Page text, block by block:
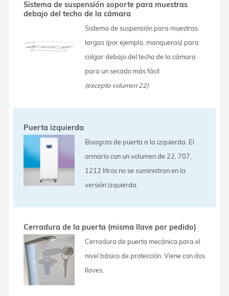
Sistema de suspensión soporte para muestras
debajo del techo de la cámara
Sistema de suspensión para muestras
largas (por ejemplo, manqueras) para
colgar debajo del techo de la cámara
para un secado más fácil
(excepto volumen 22)
Puerta izquierda
Bisagras de puerta a la izquierda. El
armario con un volumen de 22, 707,
1212 litros no se suministran en la
versión izquierda.
Cerradura de la puerta (misma llave por pedido)
Cerradura de puerta mecánica para el
nivel básico de protección. Viene con dos
llaves.